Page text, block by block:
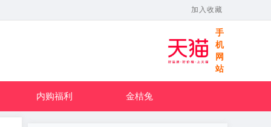
加入收藏
手
机
网
站
内购福利 金桔兔